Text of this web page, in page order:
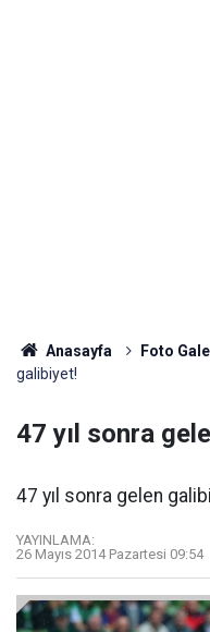
Anasayfa Foto
galibiyet!
47 yıl sonra
47 yıl sonra gelen
YAYINLAMA:
26 Mayıs 2014 Pazartesi 09:54